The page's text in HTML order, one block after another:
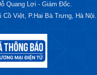
Quang Lợi - Giám Đốc.
Việt, P.Hai Bà Trưng, Hà Nội.